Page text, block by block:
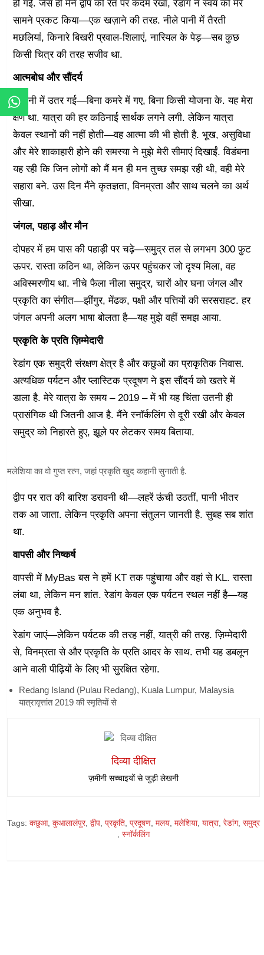
हो गई. जैसे ही मैंने द्वीप की रेत पर कदम रखा, रेडांग ने स्वयं को मेरे
सामने प्रकट किया—एक खज़ाने की तरह. नीले पानी में तैरती
मछलियां, किनारे बिखरी प्रवाल-शिलाएं, नारियल के पेड़—सब कुछ
किसी चित्र की तरह सजीव था.
आत्मबोध और सौंदर्य
मैं पानी में उतर गई—बिना कमरे में गए, बिना किसी योजना के. यह मेरा
क्षण था. यात्रा की हर कठिनाई सार्थक लगने लगी. लेकिन यात्रा
केवल स्थानों की नहीं होती—वह आत्मा की भी होती है. भूख, असुविधा
और मेरे शाकाहारी होने की समस्या ने मुझे मेरी सीमाएं दिखाईं. विडंबना
यह रही कि जिन लोगों को मैं मन ही मन तुच्छ समझ रही थी, वही मेरे
सहारा बने. उस दिन मैंने कृतज्ञता, विनम्रता और साथ चलने का अर्थ
सीखा.
जंगल, पहाड़ और मौन
दोपहर में हम पास की पहाड़ी पर चढ़े—समुद्र तल से लगभग 300 फ़ुट
ऊपर. रास्ता कठिन था, लेकिन ऊपर पहुंचकर जो दृश्य मिला, वह
अविस्मरणीय था. नीचे फैला नीला समुद्र, चारों ओर घना जंगल और
प्रकृति का संगीत—झींगुर, मेंढक, पक्षी और पत्तियों की सरसराहट. हर
जंगल अपनी अलग भाषा बोलता है—यह मुझे वहीं समझ आया.
प्रकृति के प्रति ज़िम्मेदारी
रेडांग एक समुद्री संरक्षण क्षेत्र है और कछुओं का प्राकृतिक निवास.
अत्यधिक पर्यटन और प्लास्टिक प्रदूषण ने इस सौंदर्य को खतरे में
डाला है. मेरे यात्रा के समय – 2019 – में भी यह चिंता उतनी ही
प्रासंगिक थी जितनी आज है. मैंने स्नॉर्कलिंग से दूरी रखी और केवल
समुद्र को निहारते हुए, झूले पर लेटकर समय बिताया.
मलेशिया का वो गुप्त रत्न, जहां प्रकृति खुद कहानी सुनाती है.
द्वीप पर रात की बारिश डरावनी थी—लहरें ऊंची उठतीं, पानी भीतर
तक आ जाता. लेकिन प्रकृति अपना संतुलन जानती है. सुबह सब शांत
था.
वापसी और निष्कर्ष
वापसी में MyBas बस ने हमें KT तक पहुंचाया और वहां से KL. रास्ता
लंबा था, लेकिन मन शांत. रेडांग केवल एक पर्यटन स्थल नहीं है—यह
एक अनुभव है.
रेडांग जाएं—लेकिन पर्यटक की तरह नहीं, यात्री की तरह. ज़िम्मेदारी
से, विनम्रता से और प्रकृति के प्रति आदर के साथ. तभी यह डबलून
आने वाली पीढ़ियों के लिए भी सुरक्षित रहेगा.
Redang Island (Pulau Redang), Kuala Lumpur, Malaysia
यात्रावृत्तांत 2019 की स्मृतियों से
दिव्या दीक्षित
ज़मीनी सच्चाइयों से जुड़ी लेखनी
Tags: कछुआ, कुआलालंपुर, द्वीप प्रकृति प्रदूषण मलय मलेशिया, यात्रा, रेडांग, समुद्र
स्नॉर्कलिंग